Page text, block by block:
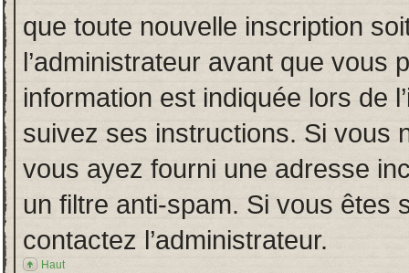
que toute nouvelle inscription
l’administrateur avant que vous
information est indiquée lors de
suivez ses instructions. Si vous
vous ayez fourni une adresse
un filtre anti-spam. Si vous êtes
contactez l’administrateur.
Haut